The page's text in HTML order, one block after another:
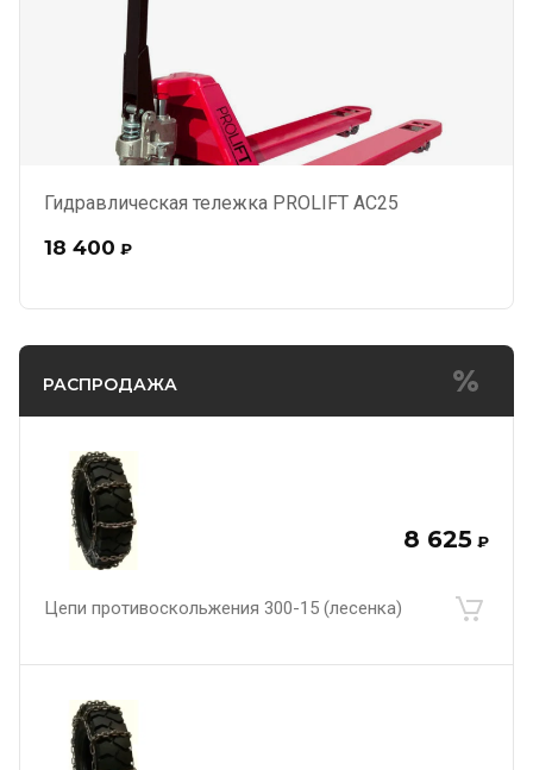
Гидравлическая тележка PROLIFT AC25
18 400 ₽
РАСПРОДАЖА
8 625 ₽
Цепи противоскольжения 300-15 (лесенка)